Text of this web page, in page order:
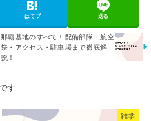
はてブ 送る
那覇基地のすべて！配備部隊・航空
祭・アクセス・駐車場まで徹底解
説！
雑学